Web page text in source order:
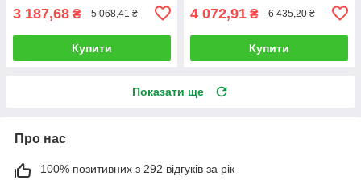
3 187,68 ₴ 5 068,41 ₴
Купити
4 072,91 ₴ 6 435,20 ₴
Купити
Показати ще
Про нас
100% позитивних з 292 відгуків за рік